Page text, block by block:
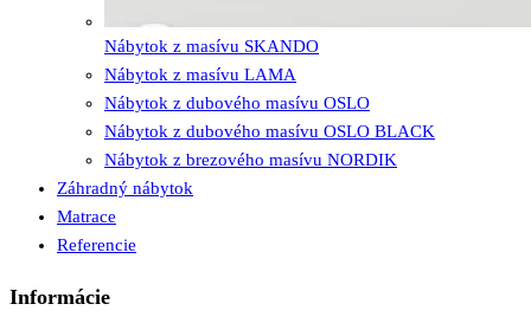
Nábytok z masívu SKANDO
Nábytok z masívu LAMA
Nábytok z dubového masívu OSLO
Nábytok z dubového masívu OSLO BLACK
Nábytok z brezového masívu NORDIK
Záhradný nábytok
Matrace
Referencie
Informácie